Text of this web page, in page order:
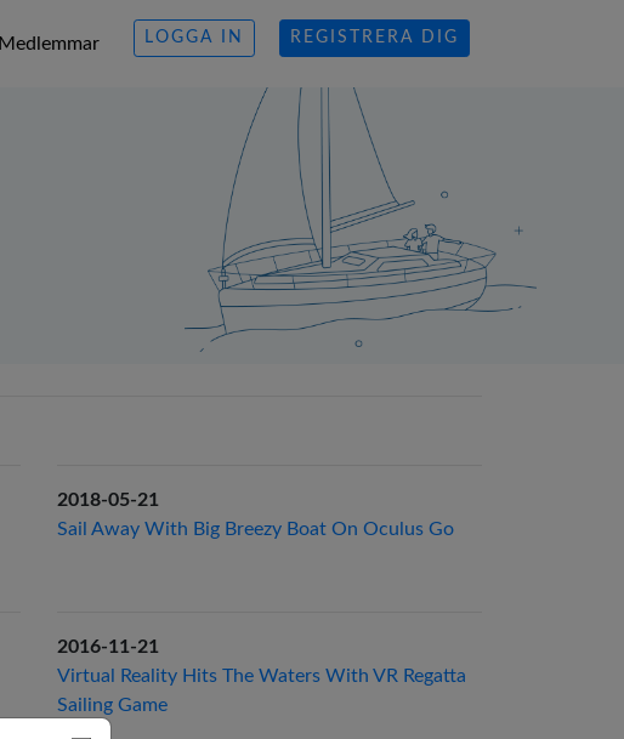
Medlemmar LOGGA IN REGISTRERA DIG
2018-05-21
Sail Away With Big Breezy Boat On Oculus Go
2016-11-21
Virtual Reality Hits The Waters With VR Regatta
Sailing Game